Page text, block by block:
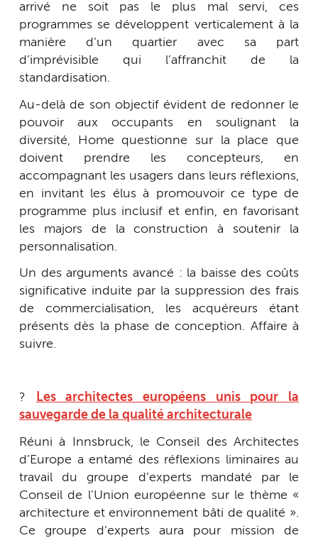
arrivé ne soit pas le plus mal servi, ces
programmes se développent verticalement à la
manière d’un quartier avec sa part
d’imprévisible qui l’affranchit de la
standardisation.
Au-delà de son objectif évident de redonner le
pouvoir aux occupants en soulignant la
diversité, Home questionne sur la place que
doivent prendre les concepteurs, en
accompagnant les usagers dans leurs réflexions,
en invitant les élus à promouvoir ce type de
programme plus inclusif et enfin, en favorisant
les majors de la construction à soutenir la
personnalisation.
Un des arguments avancé : la baisse des coûts
significative induite par la suppression des frais
de commercialisation, les acquéreurs étant
présents dès la phase de conception. Affaire à
suivre.
?
Les architectes européens unis pour la
sauvegarde de la qualité architecturale
Réuni à Innsbruck, le Conseil des Architectes
d’Europe a entamé des réflexions liminaires au
travail du groupe d’experts mandaté par le
Conseil de l’Union européenne sur le thème «
architecture et environnement bâti de qualité ».
Ce groupe d’experts aura pour mission de